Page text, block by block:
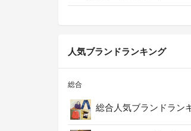
人気ブランドランキング
総合
総合人気ブランドラン